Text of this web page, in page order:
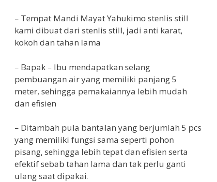
– Tempat Mandi Mayat Yahukimo stenlis still
kami dibuat dari stenlis still, jadi anti karat,
kokoh dan tahan lama
– Bapak – Ibu mendapatkan selang
pembuangan air yang memiliki panjang 5
meter, sehingga pemakaiannya lebih mudah
dan efisien
– Ditambah pula bantalan yang berjumlah 5 pcs
yang memiliki fungsi sama seperti pohon
pisang, sehingga lebih tepat dan efisien serta
efektif sebab tahan lama dan tak perlu ganti
ulang saat dipakai.